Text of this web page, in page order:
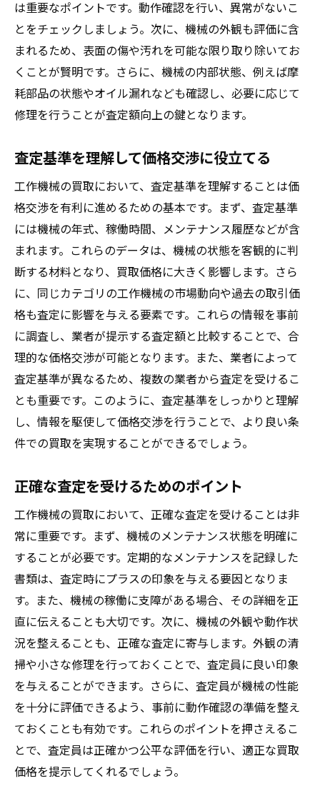
は重要なポイントです。動作確認を行い、異常がないこ
とをチェックしましょう。次に、機械の外観も評価に含
まれるため、表面の傷や汚れを可能な限り取り除いてお
くことが賢明です。さらに、機械の内部状態、例えば摩
耗部品の状態やオイル漏れなども確認し、必要に応じて
修理を行うことが査定額向上の鍵となります。
査定基準を理解して価格交渉に役立てる
工作機械の買取において、査定基準を理解することは価
格交渉を有利に進めるための基本です。まず、査定基準
には機械の年式、稼働時間、メンテナンス履歴などが含
まれます。これらのデータは、機械の状態を客観的に判
断する材料となり、買取価格に大きく影響します。さら
に、同じカテゴリの工作機械の市場動向や過去の取引価
格も査定に影響を与える要素です。これらの情報を事前
に調査し、業者が提示する査定額と比較することで、合
理的な価格交渉が可能となります。また、業者によって
査定基準が異なるため、複数の業者から査定を受けるこ
とも重要です。このように、査定基準をしっかりと理解
し、情報を駆使して価格交渉を行うことで、より良い条
件での買取を実現することができるでしょう。
正確な査定を受けるためのポイント
工作機械の買取において、正確な査定を受けることは非
常に重要です。まず、機械のメンテナンス状態を明確に
することが必要です。定期的なメンテナンスを記録した
書類は、査定時にプラスの印象を与える要因となりま
す。また、機械の稼働に支障がある場合、その詳細を正
直に伝えることも大切です。次に、機械の外観や動作状
況を整えることも、正確な査定に寄与します。外観の清
掃や小さな修理を行っておくことで、査定員に良い印象
を与えることができます。さらに、査定員が機械の性能
を十分に評価できるよう、事前に動作確認の準備を整え
ておくことも有効です。これらのポイントを押さえるこ
とで、査定員は正確かつ公平な評価を行い、適正な買取
価格を提示してくれるでしょう。